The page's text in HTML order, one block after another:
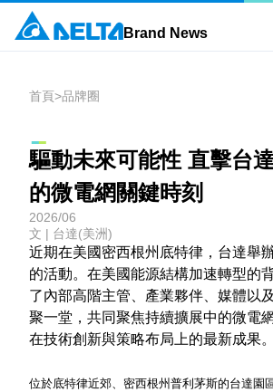
Brand News
首頁>品牌圈
驅動未來可能性 直擊台
的微電網關鍵時刻
2026/06
文 | 台達(美洲)
近期在美國密西根州底特律，台達舉
的活動。在美國能源結構加速轉型的
了內部高階主管、產業夥伴、媒體以
聚一堂，共同聚焦持續擴展中的微電
在技術創新與策略布局上的最新成果。
位於底特律近郊、密西根州普利茅斯的台達園